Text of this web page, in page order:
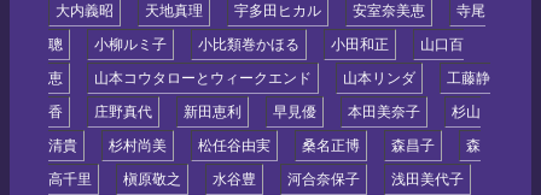
大内義昭
天地真理 宇多田ヒカル 安室奈美恵
寺尾
聰
小柳ルミ子 小比類巻かほる 小田和正
山口百
恵
山本コウタローとウィークエンド 山本リンダ
工藤静
香
庄野真代 新田恵利 早見優 本田美奈子
杉山
清貴
杉村尚美 松任谷由実 桑名正博 森昌子
森
高千里
槇原敬之 水谷豊 河合奈保子
浅田美代子